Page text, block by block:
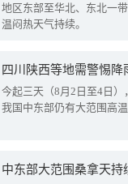
地区东部至华北、东北一
温闷热天气持续。
今起三天（8月2日至4日
我国中东部仍有大范围高
中东部大范围桑拿天